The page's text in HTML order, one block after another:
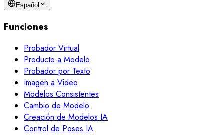
Español
Funciones
Probador Virtual
Producto a Modelo
Probador por Texto
Imagen a Video
Modelos Consistentes
Cambio de Modelo
Creación de Modelos IA
Control de Poses IA